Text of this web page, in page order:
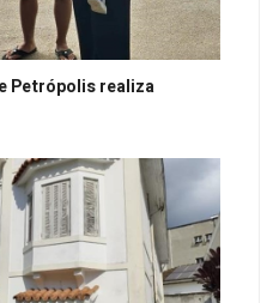
Petrópolis realiza